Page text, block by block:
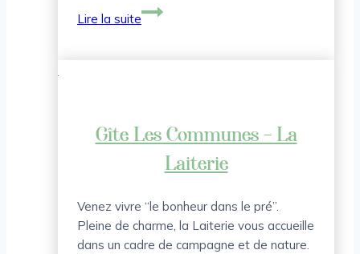
Lire la suite
Gîtes
de
Gîte Les Communes – La
Laiterie
Venez vivre “le bonheur dans le pré”.
Pleine de charme, la Laiterie vous accueille
dans un cadre de campagne et de nature.